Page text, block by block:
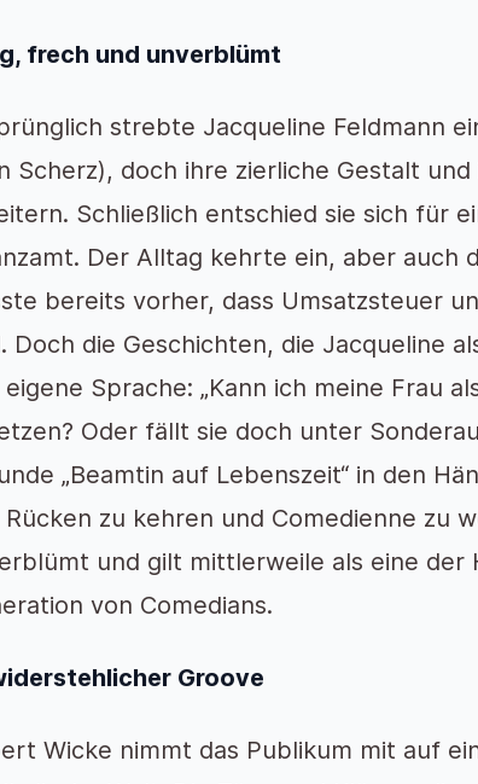
frech und unverblümt
strebte Jacqueline Feldmann
Scherz), doch ihre zierliche Gestalt
Schließlich entschied sie sich für
Der Alltag kehrte ein, aber auch
bereits vorher, dass Umsatzsteuer
Doch die Geschichten, die Jacqueline
eigene Sprache: „Kann ich meine Frau
Oder fällt sie doch unter
„Beamtin auf Lebenszeit“ in den
Rücken zu kehren und Comedienne zu
und gilt mittlerweile als eine
von Comedians.
Groove
Wicke nimmt das Publikum mit auf